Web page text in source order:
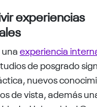
experiencias
unaexperiencia
de posgrado
nuevos
de vista, además